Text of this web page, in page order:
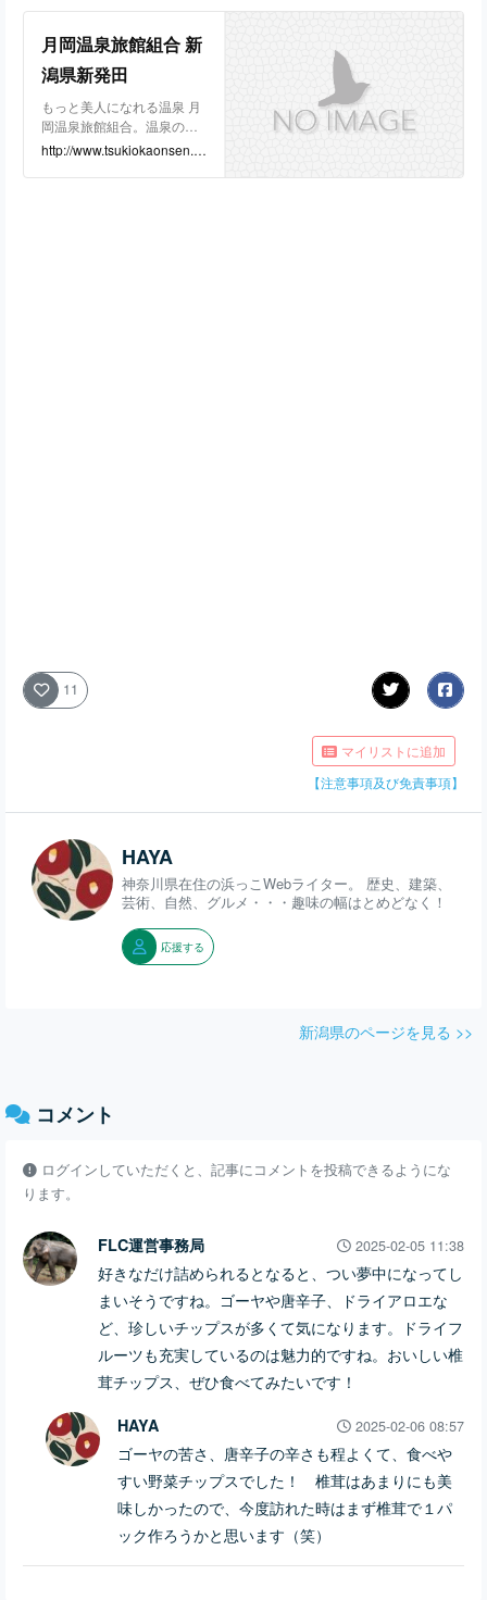
月岡温泉旅館組合 新
潟県新発田
もっと美人になれる温泉 月
岡温泉旅館組合。温泉の魅
力や旅館、温泉街を紹介し
贅沢なひと時をお過ごしく
http://www.tsukiokaonsen.g
11
マイリストに追加
【注意事項及び免責事項】
HAYA
神奈川県在住の浜っこWebライター。 歴史、建築、
芸術、自然、グルメ・・・趣味の幅はとめどなく！
応援する
新潟県のページを見る >>
コメント
ログインしていただくと、記事にコメントを投稿できるようにな
ります。
FLC運営事務局 2025-02-05 11:38
好きなだけ詰められるとなると、つい夢中になってし
まいそうですね。ゴーヤや唐辛子、ドライアロエな
ど、珍しいチップスが多くて気になります。ドライフ
ルーツも充実しているのは魅力的ですね。おいしい椎
茸チップス、ぜひ食べてみたいです！
HAYA 2025-02-06 08:57
ゴーヤの苦さ、唐辛子の辛さも程よくて、食べや
すい野菜チップスでした！ 椎茸はあまりにも美
味しかったので、今度訪れた時はまず椎茸で１パ
ック作ろうかと思います（笑）